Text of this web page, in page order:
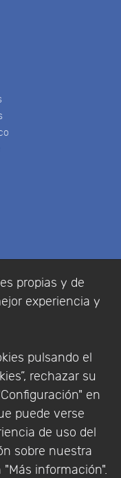
propias y de
experiencia y
pulsando el
rechazar su
en
puede verse
de uso del
sobre nuestra
información".
de Privacidad |
Software